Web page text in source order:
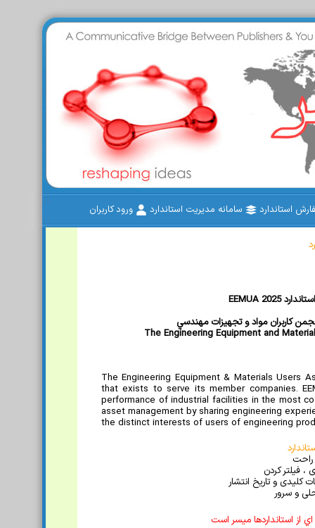
استاندارد سامانه مدیریت استاندارد ورود کاربران
EEMUA 2025 استاندارد
کاربران مواد و تجهيزات مهندسي
The Engineering Equipment and
The Engineering Equipment & Materials Users
that exists to serve its member companies.
performance of industrial facilities in the most
asset management by sharing engineering
the distinct interests of users of engineering
راحت
فیلتر کردن
کلیدی و تاریخ انتشار
و سرور
از استانداردها ميسر است